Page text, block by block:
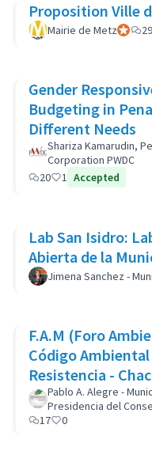
Proposition Ville
Mairie de MetzOfficial29
Gender
Budgeting in
Different Needs
Shariza Kamarudin,
Corporation PWDC
20
1 Accepted
Lab San Isidro:
Abierta de la
Jimena Sanchez -
F.A.M (Foro
Código
Resistencia -
Pablo A. Alegre -
Presidencia del
17
0